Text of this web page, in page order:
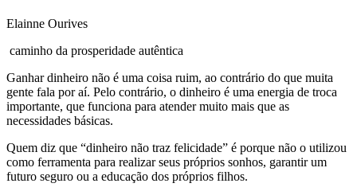
Elainne Ourives
caminho da prosperidade autêntica
Ganhar dinheiro não é uma coisa ruim, ao contrário do que muita
gente fala por aí. Pelo contrário, o dinheiro é uma energia de troca
importante, que funciona para atender muito mais que as
necessidades básicas.
Quem diz que “dinheiro não traz felicidade” é porque não o utilizou
como ferramenta para realizar seus próprios sonhos, garantir um
futuro seguro ou a educação dos próprios filhos.